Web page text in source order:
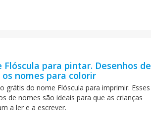
Flóscula para pintar. Desenhos de
nomes para colorir
grátis do nome Flóscula para imprimir. Esses
de nomes são ideais para que as crianças
a ler e a escrever.